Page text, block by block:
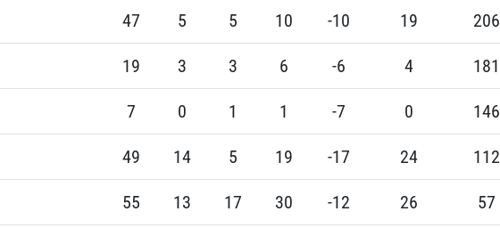
47 5 5 10 -10 19 206
19 3 3 6 -6 4 181
7 0 1 1 -7 0 146
49 14 5 19 -17 24 112
55 13 17 30 -12 26 57